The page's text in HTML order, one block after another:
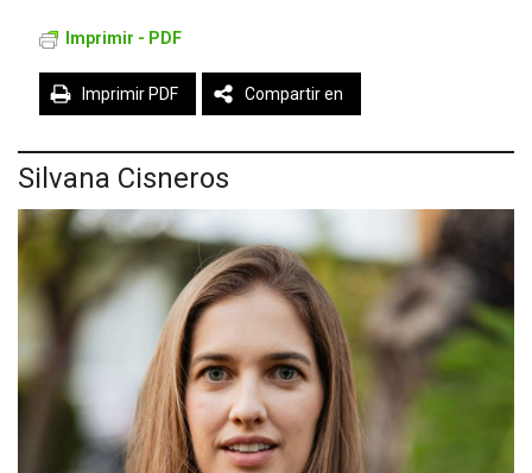
Imprimir - PDF
Imprimir PDF Compartir en
Silvana Cisneros